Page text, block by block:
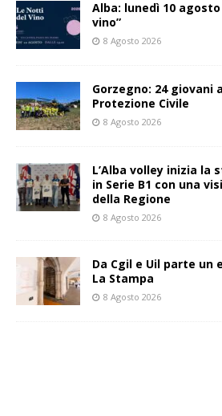
Alba: lunedì 10
vino”
8 Agosto 2026
Gorzegno: 24 giovani
Protezione Civile
8 Agosto 2026
L’Alba volley inizia la
in Serie B1 con una
della Regione
8 Agosto 2026
Da Cgil e Uil parte un
La Stampa
8 Agosto 2026